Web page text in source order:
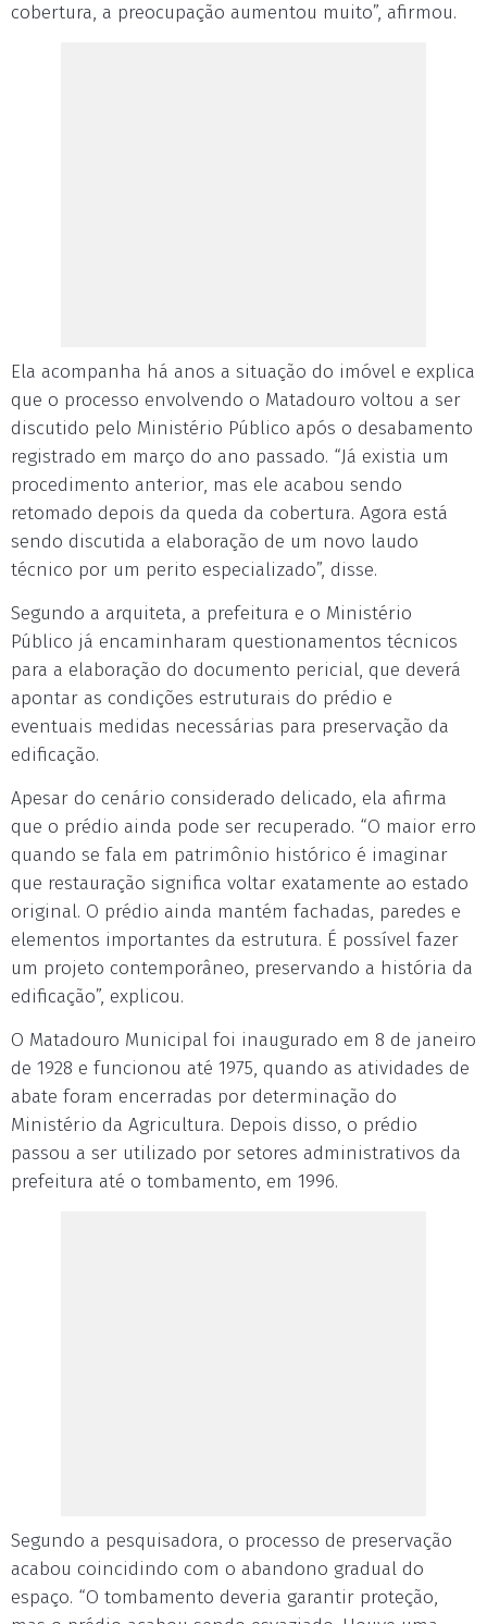
cobertura, a preocupação aumentou muito”, afirmou.
Ela acompanha há anos a situação do imóvel e explica
que o processo envolvendo o Matadouro voltou a ser
discutido pelo Ministério Público após o desabamento
registrado em março do ano passado. “Já existia um
procedimento anterior, mas ele acabou sendo
retomado depois da queda da cobertura. Agora está
sendo discutida a elaboração de um novo laudo
técnico por um perito especializado”, disse.
Segundo a arquiteta, a prefeitura e o Ministério
Público já encaminharam questionamentos técnicos
para a elaboração do documento pericial, que deverá
apontar as condições estruturais do prédio e
eventuais medidas necessárias para preservação da
edificação.
Apesar do cenário considerado delicado, ela afirma
que o prédio ainda pode ser recuperado. “O maior erro
quando se fala em patrimônio histórico é imaginar
que restauração significa voltar exatamente ao estado
original. O prédio ainda mantém fachadas, paredes e
elementos importantes da estrutura. É possível fazer
um projeto contemporâneo, preservando a história da
edificação”, explicou.
O Matadouro Municipal foi inaugurado em 8 de janeiro
de 1928 e funcionou até 1975, quando as atividades de
abate foram encerradas por determinação do
Ministério da Agricultura. Depois disso, o prédio
passou a ser utilizado por setores administrativos da
prefeitura até o tombamento, em 1996.
Segundo a pesquisadora, o processo de preservação
acabou coincidindo com o abandono gradual do
espaço. “O tombamento deveria garantir proteção,